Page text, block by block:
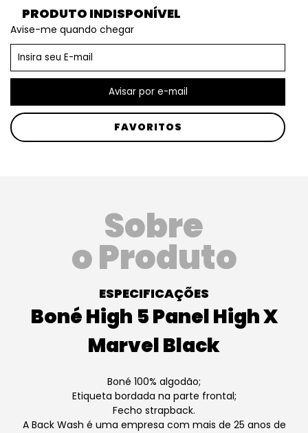
PRODUTO INDISPONÍVEL
Avise-me quando chegar
FAVORITOS
Sobre
o Produto
ESPECIFICAÇÕES
Boné High 5 Panel High X
Marvel Black
Boné 100% algodão;
Etiqueta bordada na parte frontal;
Fecho strapback.
A Back Wash é uma empresa com mais de 25 anos de